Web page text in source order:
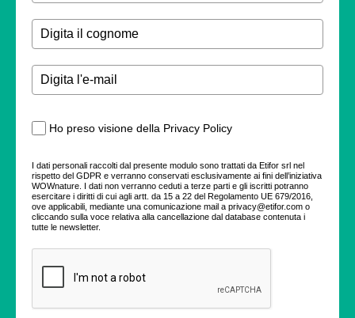
Ho preso visione della Privacy Policy
I dati personali raccolti dal presente modulo sono trattati da Etifor srl nel
rispetto del GDPR e verranno conservati esclusivamente ai fini dell’iniziativa
WOWnature. I dati non verranno ceduti a terze parti e gli iscritti potranno
esercitare i diritti di cui agli artt. da 15 a 22 del Regolamento UE 679/2016,
ove applicabili, mediante una comunicazione mail a privacy@etifor.com o
cliccando sulla voce relativa alla cancellazione dal database contenuta i
tutte le newsletter.